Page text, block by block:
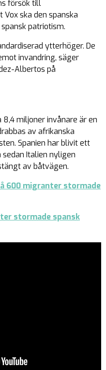
försök till
ska den spanska
patriotism.
ytterhöger. De
invandring, säger
Albertos på
8,4 miljoner invånare är en
av afrikanska
Spanien har blivit ett
Italien nyligen
av båtvägen.
600 migranter stormade
stormade spansk